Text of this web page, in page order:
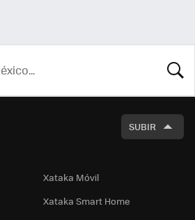
SUBIR
Xataka Móvil
Xataka Smart Home